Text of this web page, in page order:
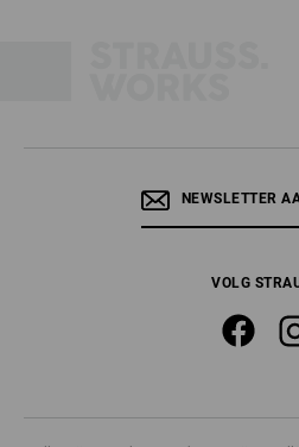
NEWSLETTER
VOLG